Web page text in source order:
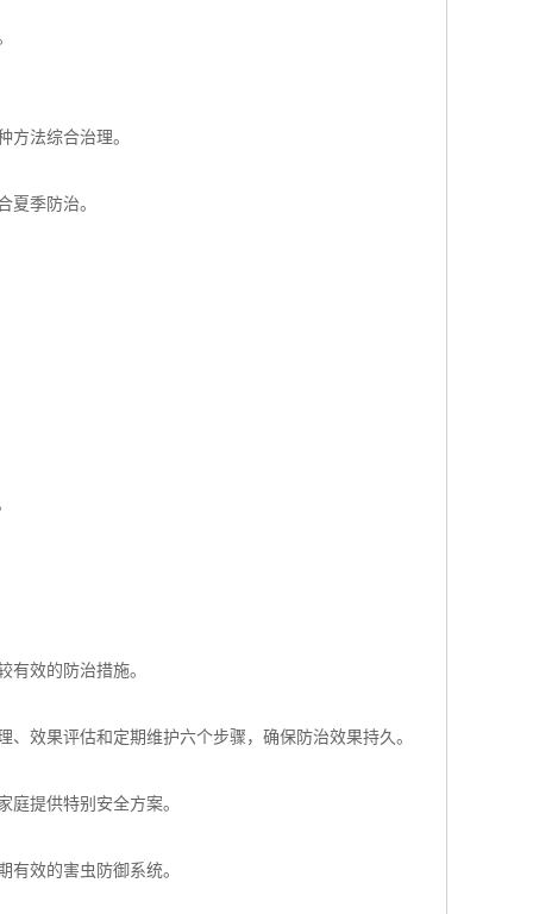
方法综合治理。
夏季防治。
有效的防治措施。
效果评估和定期维护六个步骤，确保防治效果持久。
提供特别安全方案。
效的害虫防御系统。